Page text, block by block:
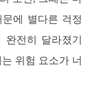
에 별다른 걱정
전히 달라졌기
위험 요소가 너